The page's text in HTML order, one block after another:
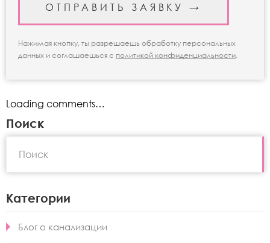
Нажимая кнопку, ты разрешаешь обработку персональных
данных и соглашаешься с политикой конфиденциальности.
Loading comments…
Поиск
Категории
Блог о канализации